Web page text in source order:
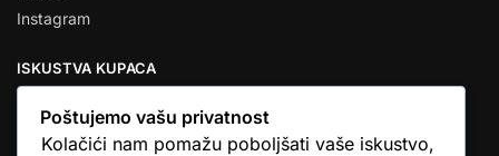
Instagram
ISKUSTVA KUPACA
Poštujemo vašu privatnost
Kolačići nam pomažu poboljšati vaše iskustvo,